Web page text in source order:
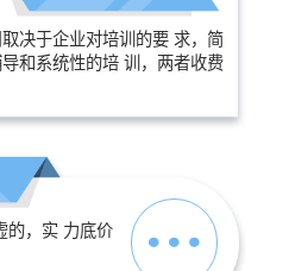
决于企业对培训的要 求，简
和系统性的培 训，两者收费
的，实 力底价